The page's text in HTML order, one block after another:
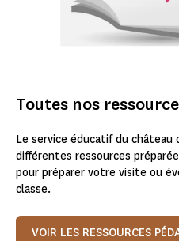
Toutes nos
Le service éducatif du château
différentes ressources
pour préparer votre visite ou
classe.
VOIR LES RESSOURCES